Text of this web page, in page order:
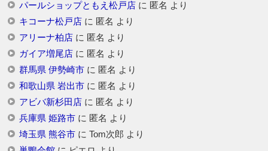
パールショップともえ松戸店に 匿名 より
キコーナ松戸店に 匿名 より
アリーナ柏店に 匿名 より
ガイア増尾店に 匿名 より
群馬県 伊勢崎市に 匿名 より
和歌山県 岩出市に 匿名 より
アビバ新杉田店に 匿名 より
兵庫県 姫路市に 匿名 より
埼玉県 熊谷市に Tom次郎 より